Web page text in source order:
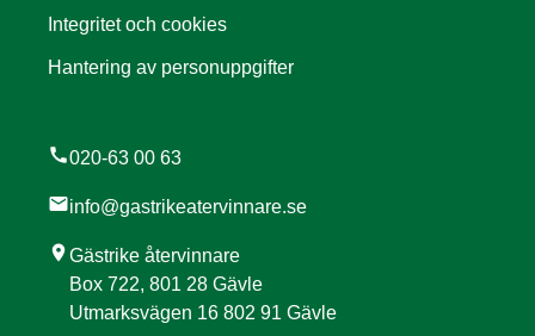
Integritet och cookies
Hantering av personuppgifter
call020-63 00 63
mailinfo@gastrikeatervinnare.se
location_onGästrike återvinnare
Box 722, 801 28 Gävle
Utmarksvägen 16 802 91 Gävle